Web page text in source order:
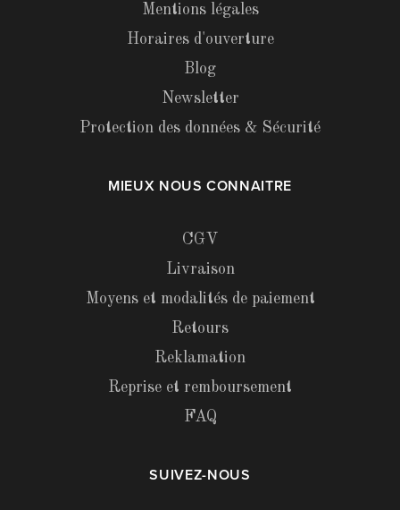
Mentions légales
Horaires d'ouverture
Blog
Newsletter
Protection des données & Sécurité
MIEUX NOUS CONNAITRE
CGV
Livraison
Moyens et modalités de paiement
Retours
Reklamation
Reprise et remboursement
FAQ
SUIVEZ-NOUS